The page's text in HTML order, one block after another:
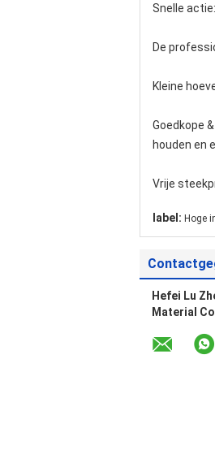
Snelle
De
Kleine
Goedkope
houden en
Vrije
label: Hoge
Hefei Lu
Material